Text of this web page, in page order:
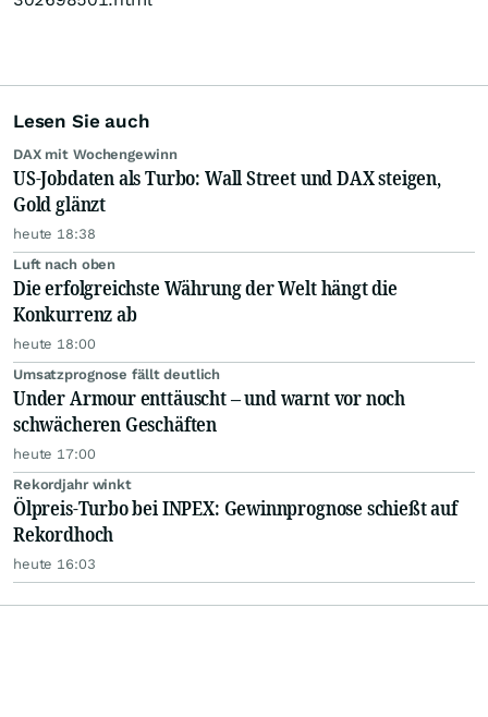
Lesen Sie auch
DAX mit Wochengewinn
US-Jobdaten als Turbo: Wall Street und DAX steigen,
Gold glänzt
heute 18:38
Luft nach oben
Die erfolgreichste Währung der Welt hängt die
Konkurrenz ab
heute 18:00
Umsatzprognose fällt deutlich
Under Armour enttäuscht – und warnt vor noch
schwächeren Geschäften
heute 17:00
Rekordjahr winkt
Ölpreis-Turbo bei INPEX: Gewinnprognose schießt auf
Rekordhoch
heute 16:03